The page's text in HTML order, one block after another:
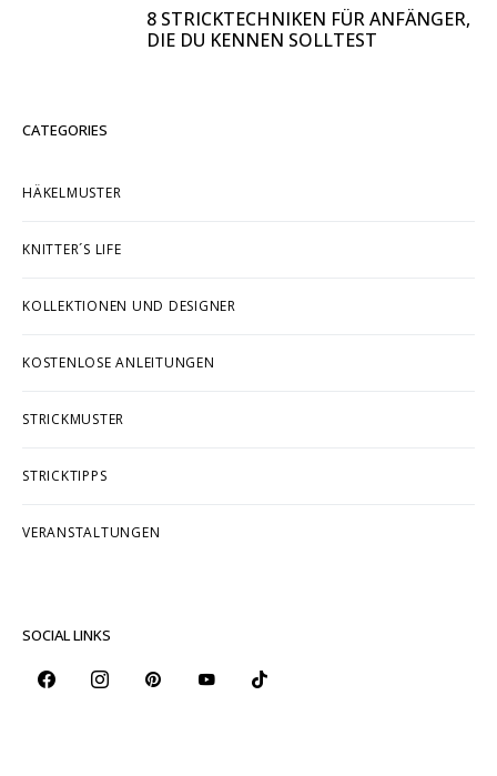
8 STRICKTECHNIKEN FÜR ANFÄNGER,
DIE DU KENNEN SOLLTEST
CATEGORIES
HÄKELMUSTER
KNITTER´S LIFE
KOLLEKTIONEN UND DESIGNER
KOSTENLOSE ANLEITUNGEN
STRICKMUSTER
STRICKTIPPS
VERANSTALTUNGEN
SOCIAL LINKS